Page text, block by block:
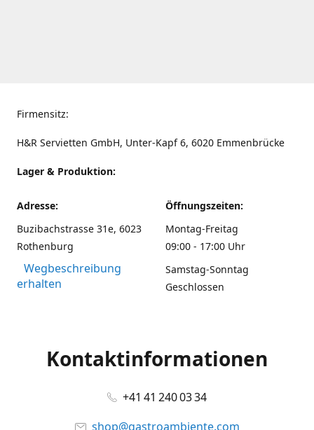
Firmensitz:
H&R Servietten GmbH, Unter-Kapf 6, 6020 Emmenbrücke
Lager & Produktion:
Adresse:
Buzibachstrasse 31e, 6023
Rothenburg
Wegbeschreibung
erhalten
Öffnungszeiten:
Montag-Freitag
09:00 - 17:00 Uhr
Samstag-Sonntag
Geschlossen
Kontaktinformationen
+41 41 240 03 34
shop@gastroambiente.com